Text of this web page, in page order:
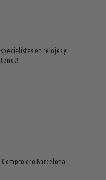
en relojes y
Compro oro Barcelona